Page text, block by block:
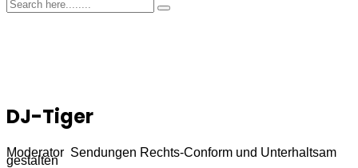
DJ-Tiger
Moderator Sendungen Rechts-Conform und Unterhaltsam
gestalten